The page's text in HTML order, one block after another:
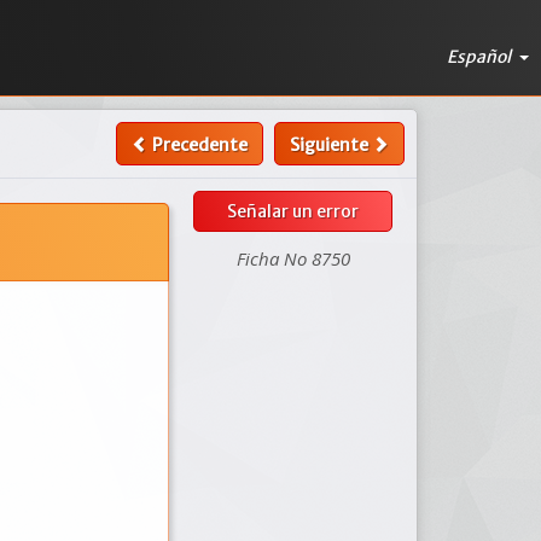
Español
Precedente Siguiente
Señalar un error
Ficha No 8750